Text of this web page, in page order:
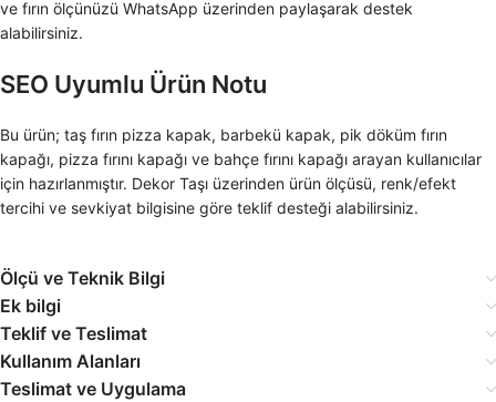
ve fırın ölçünüzü WhatsApp üzerinden paylaşarak destek
alabilirsiniz.
SEO Uyumlu Ürün Notu
Bu ürün; taş fırın pizza kapak, barbekü kapak, pik döküm fırın
kapağı, pizza fırını kapağı ve bahçe fırını kapağı arayan kullanıcılar
için hazırlanmıştır. Dekor Taşı üzerinden ürün ölçüsü, renk/efekt
tercihi ve sevkiyat bilgisine göre teklif desteği alabilirsiniz.
Ölçü ve Teknik Bilgi
Ek bilgi
Teklif ve Teslimat
Kullanım Alanları
Teslimat ve Uygulama